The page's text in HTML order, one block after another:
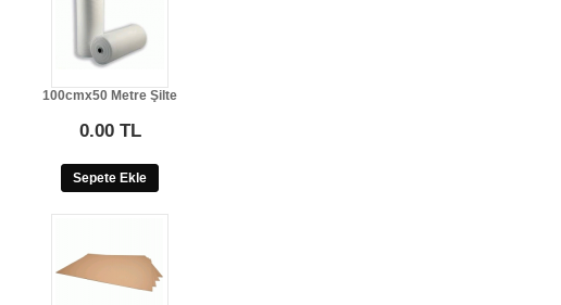
100cmx50 Metre Şilte
0.00 TL
Sepete Ekle